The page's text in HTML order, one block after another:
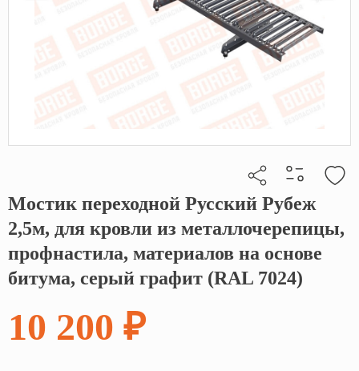
Кликните, чтобы скопировать прямую ссылку
Мостик переходной Русский Рубеж
2,5м, для кровли из металлочерепицы,
профнастила, материалов на основе
битума, серый графит (RAL 7024)
10 200 ₽